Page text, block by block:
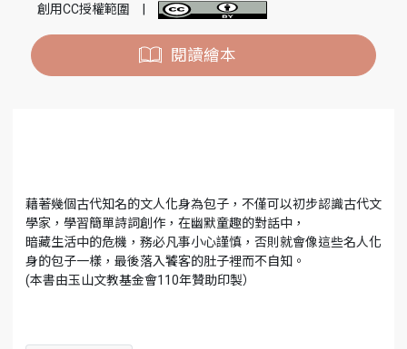
創用CC授權範圍
閱讀繪本
藉著幾個古代知名的文人化身為包子，不僅可以初步認識古代文
學家，學習簡單詩詞創作，在幽默童趣的對話中，
暗藏生活中的危機，務必凡事小心謹慎，否則就會像這些名人化
身的包子一樣，最後落入饕客的肚子裡而不自知。
(本書由玉山文教基金會110年贊助印製）